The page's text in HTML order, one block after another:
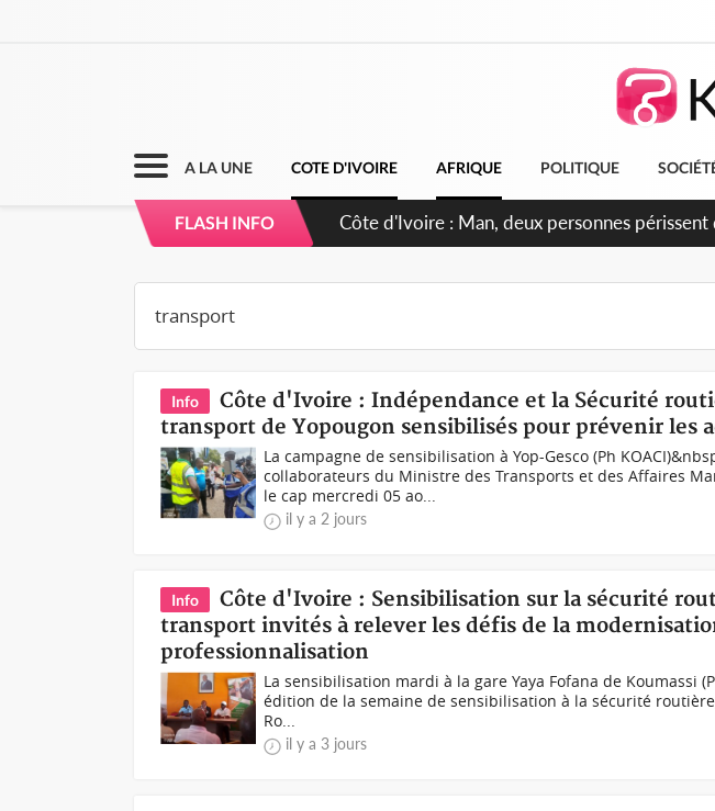
A LA UNE COTE D'IVOIRE AFRIQUE POLITIQUE
FLASH INFO
Côte d'Ivoire : Séileu, la célébration de la
Info
Côte d'Ivoire : Indépendance et la Sécurité
transport de Yopougon sensibilisés pour prévenir les
La campagne de sensibilisation à Yop-Gesco (Ph
collaborateurs du Ministre des Transports et des Affaires
le cap mercredi 05 ao...
il y a 2 jours
Info
Côte d'Ivoire : Sensibilisation sur la sécurité
transport invités à relever les défis de la
professionnalisation
La sensibilisation mardi à la gare Yaya Fofana de Koumassi
édition de la semaine de sensibilisation à la sécurité
Ro...
il y a 3 jours